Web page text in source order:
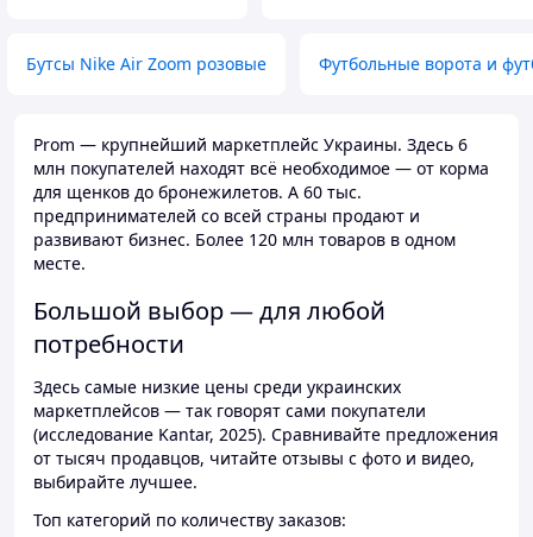
Бутсы Nike Air Zoom розовые Футбольные ворота и
Prom — крупнейший маркетплейс Украины. Здесь 6
млн покупателей находят всё необходимое — от корма
для щенков до бронежилетов. А 60 тыс.
предпринимателей со всей страны продают и
развивают бизнес. Более 120 млн товаров в одном
месте.
Большой выбор — для любой
потребности
Здесь самые низкие цены среди украинских
маркетплейсов — так говорят сами покупатели
(исследование Kantar, 2025). Сравнивайте предложения
от тысяч продавцов, читайте отзывы с фото и видео,
выбирайте лучшее.
Топ категорий по количеству заказов: